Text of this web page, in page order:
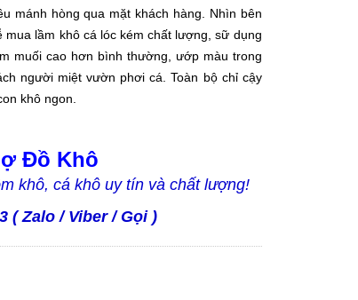
mánh hòng qua mặt khách hàng. Nhìn bên
mua lầm khô cá lóc kém chất lượng, sữ dụng
muối cao hơn bình thường, ướp màu trong
người miệt vườn phơi cá. Toàn bộ chỉ cậy
khô ngon.
Đồ Khô
khô, cá khô uy tín và chất lượng!
( Zalo / Viber / Gọi )